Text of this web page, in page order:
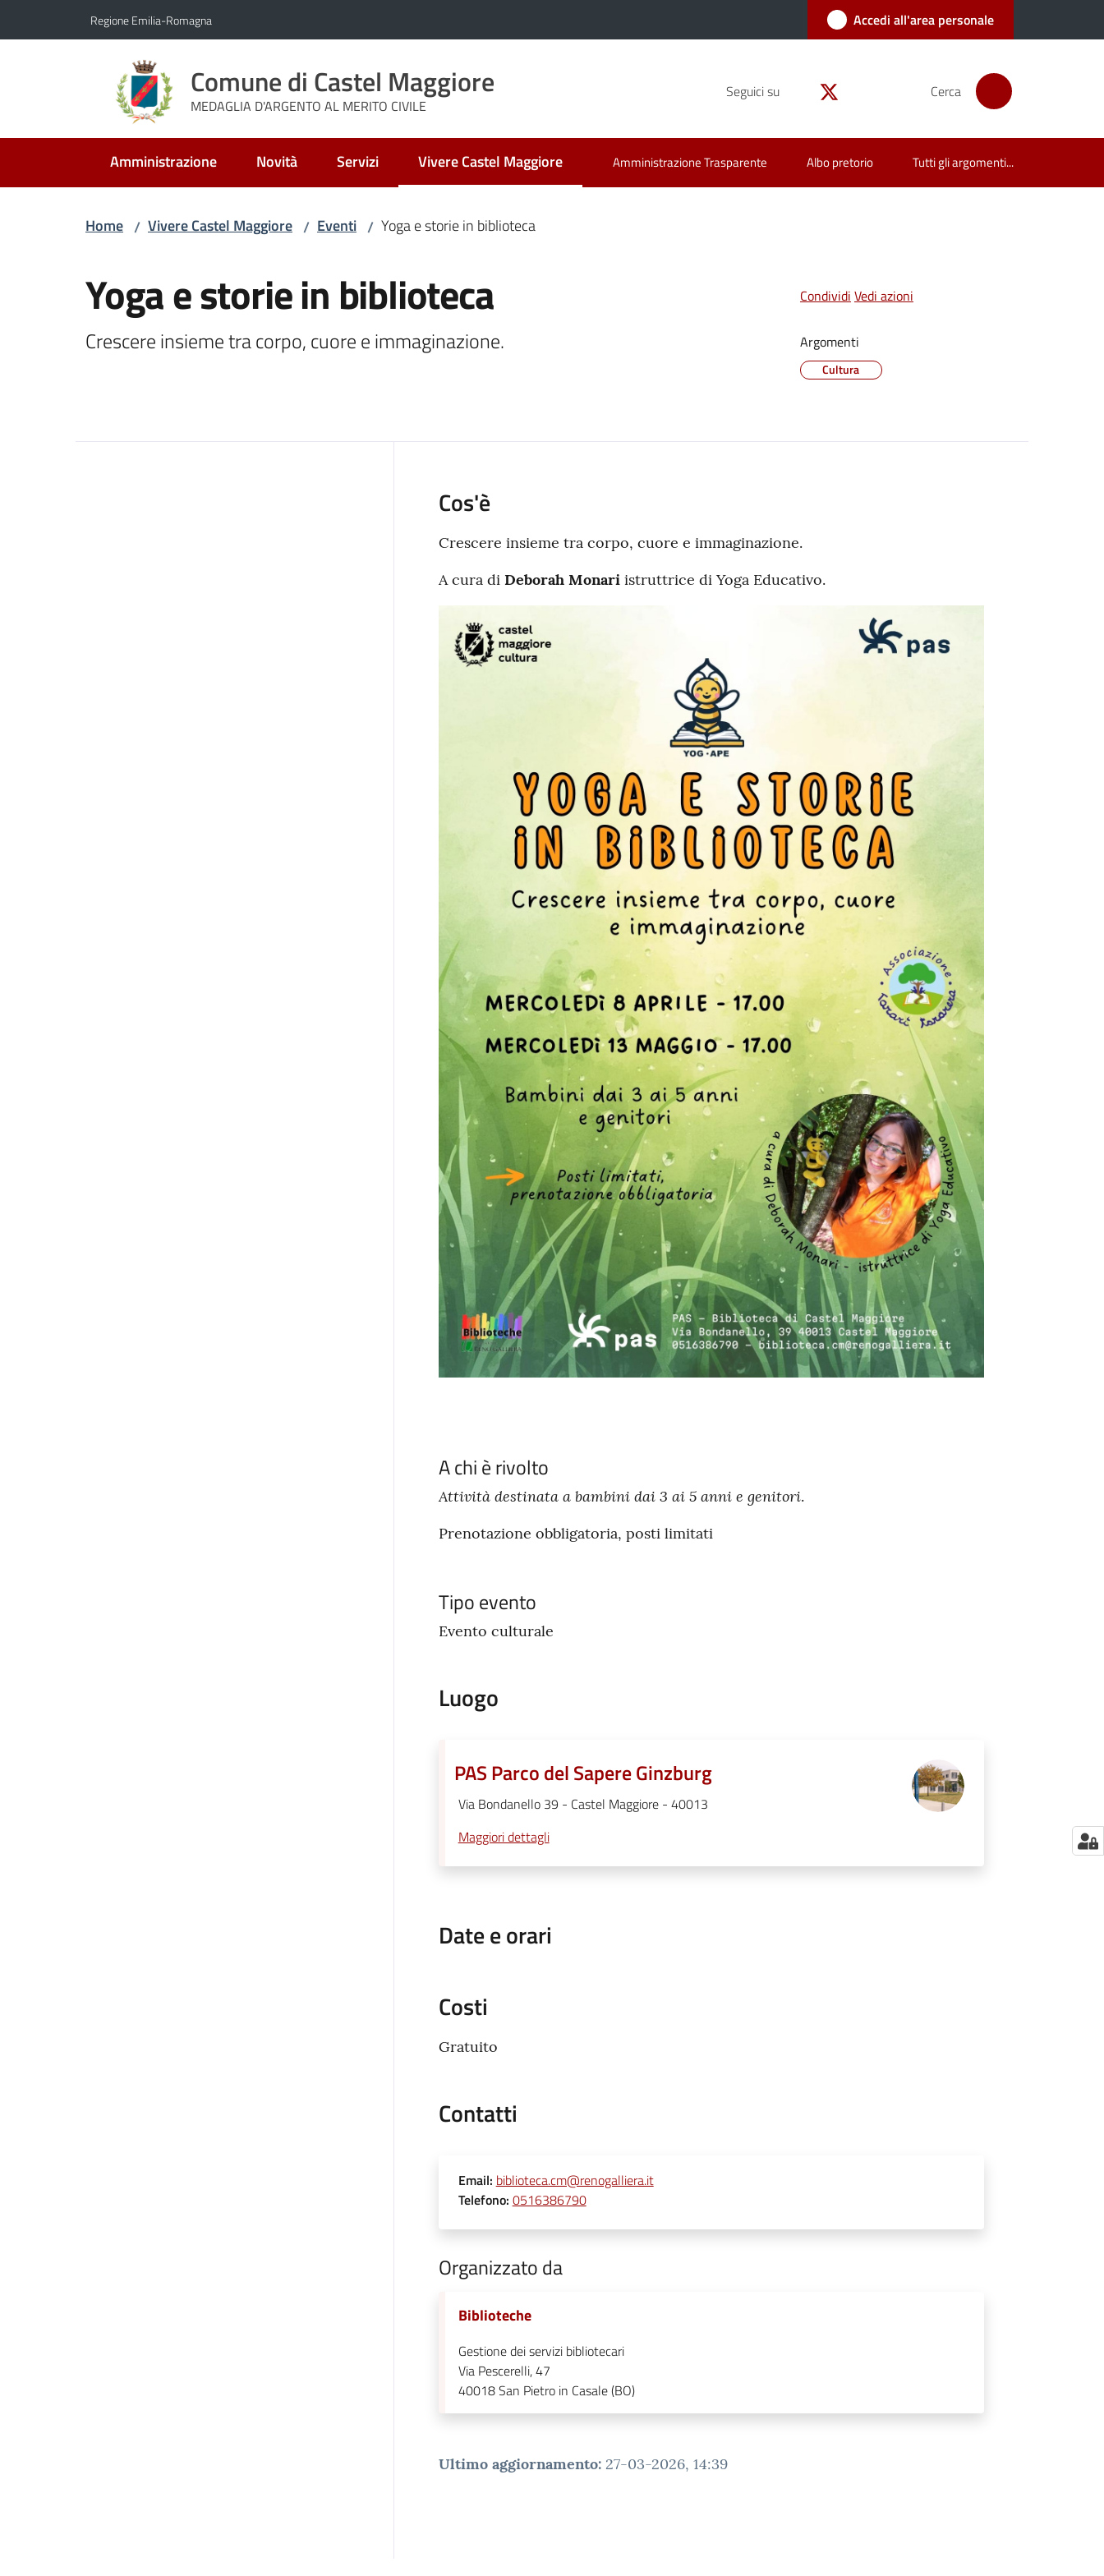
Regione Emilia-Romagna Accedi all'area personale
Comune di Castel Maggiore
MEDAGLIA D'ARGENTO AL MERITO CIVILE
Seguici su Cerca
Amministrazione Novità Servizi Vivere Castel Maggiore
Menu selezionato Amministrazione Trasparente Albo pretorio Tutti gli argomenti...
Home / Vivere Castel Maggiore / Eventi / Yoga e storie in biblioteca
Yoga e storie in biblioteca
Crescere insieme tra corpo, cuore e immaginazione.
Condividi Vedi azioni
Argomenti
Cultura
Cos'è
Crescere insieme tra corpo, cuore e immaginazione.
A cura di Deborah Monari istruttrice di Yoga Educativo.
A chi è rivolto
Attività destinata a bambini dai 3 ai 5 anni e genitori.
Prenotazione obbligatoria, posti limitati
Tipo evento
Evento culturale
Luogo
PAS Parco del Sapere Ginzburg
Via Bondanello 39 - Castel Maggiore - 40013
Maggiori dettagli
Date e orari
Costi
Gratuito
Contatti
Email: biblioteca.cm@renogalliera.it
Telefono: 0516386790
Organizzato da
Biblioteche
Gestione dei servizi bibliotecari
Via Pescerelli, 47
40018San Pietro in Casale (BO)
Ultimo aggiornamento: 27-03-2026, 14:39